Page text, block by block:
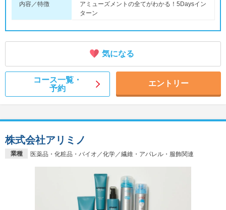
内容／特徴
アミューズメントの全てがわかる！5Daysイン
ターン
気になる
コース一覧・
予約
エントリー
業種 医薬品・化粧品・バイオ／化学／繊維・アパレル・服飾関連
株式会社アリミノ